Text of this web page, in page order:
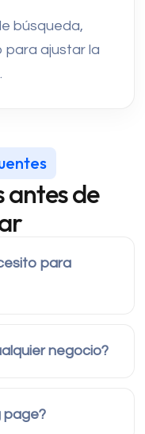
búsqueda,
para ajustar la
antes de
para
negocio?
page?